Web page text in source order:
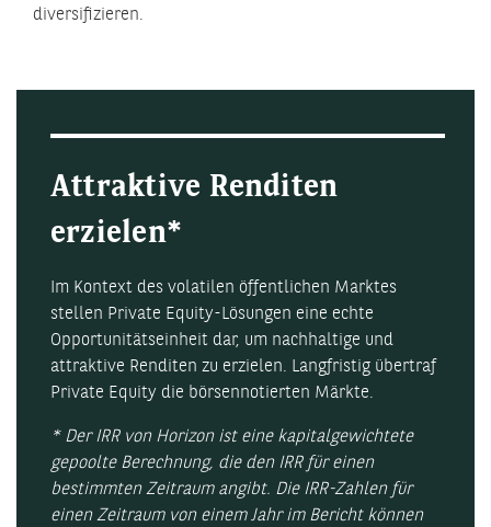
diversifizieren.
Attraktive Renditen
erzielen*
Im Kontext des volatilen öffentlichen Marktes
stellen Private Equity-Lösungen eine echte
Opportunitätseinheit dar, um nachhaltige und
attraktive Renditen zu erzielen. Langfristig übertraf
Private Equity die börsennotierten Märkte.
* Der IRR von Horizon ist eine kapitalgewichtete
gepoolte Berechnung, die den IRR für einen
bestimmten Zeitraum angibt. Die IRR-Zahlen für
einen Zeitraum von einem Jahr im Bericht können